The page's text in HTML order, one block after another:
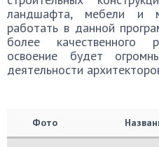
ландшафта, мебели и
работать в данной
более качественного
освоение будет
деятельности
Фото